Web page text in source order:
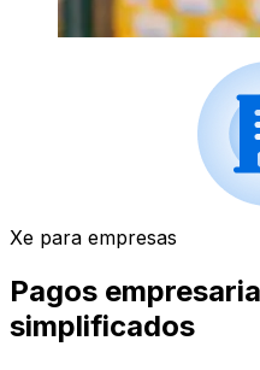
Xe para empresas
Pagos
simplificados